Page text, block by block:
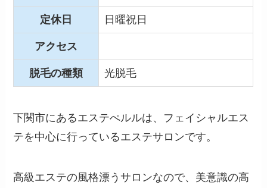
定休日 日曜祝日
アクセス
脱毛の種類 光脱毛
下関市にあるエステぺルルは、フェイシャルエス
テを中心に行っているエステサロンです。
高級エステの風格漂うサロンなので、美意識の高